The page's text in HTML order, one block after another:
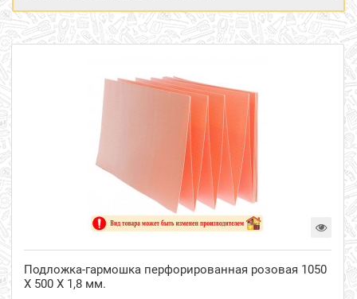
Подложка-гармошка перфорированная розовая 1050
Х 500 Х 1,8 мм.